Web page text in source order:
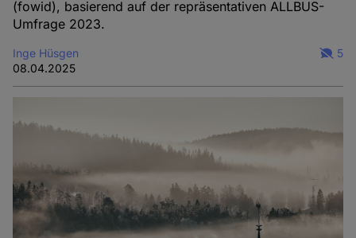
(fowid), basierend auf der repräsentativen ALLBUS-
Umfrage 2023.
Inge Hüsgen
08.04.2025
5